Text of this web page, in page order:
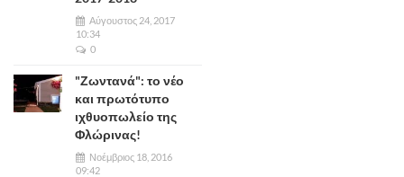
Αύγουστος 24, 2017
10:34
0
"Ζωντανά": το νέο
και πρωτότυπο
ιχθυοπωλείο της
Φλώρινας!
Νοέμβριος 18, 2016
09:42